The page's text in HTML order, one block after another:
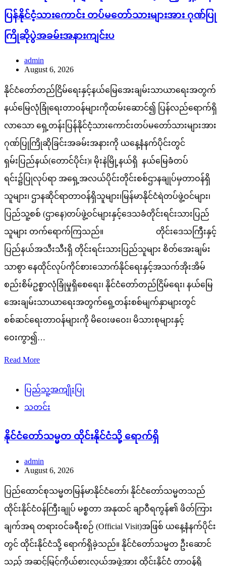
ပြန်နိုင်ငံ့သားကောင်း တပ်မတော်သားများအား ဂုဏ်ပြု
ကြိုဆိုပွဲအခမ်းအနားကျင်းပ
admin
August 6, 2026
နိုင်ငံတော်တည်ငြိမ်ရေးနှင့်နယ်မြေအေးချမ်းသာယာရေးအတွက်
နယ်မြေလုံခြုံရေးတာဝန်များကိုထမ်းဆောင်၍ ပြန်လည်ရောက်ရှိ
လာသော ရှေ့တန်းပြန်နိုင်ငံ့သားကောင်းတပ်မတော်သားများအား
ဂုဏ်ပြုကြိုဆိုခြင်းအခမ်းအနားကို ယနေ့နံနက်ပိုင်းတွင်
ရှမ်းပြည်နယ်(တောင်ပိုင်း)၊ မိုးနဲမြို့နယ်ရှိ နယ်မြေခံတပ်
ရင်း၌ပြုလုပ်ရာ အရှေ့အလယ်ပိုင်းတိုင်းစစ်ဌာနချုပ်မှတာဝန်ရှိ
သူများ၊ ဌာနဆိုင်ရာတာဝန်ရှိသူများ၊မြန်မာနိုင်ငံရဲတပ်ဖွဲ့ဝင်များ၊
ပြည်သူ့စစ် (ဌာနေ)တပ်ဖွဲ့ဝင်များနှင့်ဒေသခံတိုင်းရင်းသားပြည်
သူများ တက်ရောက်ကြသည်။ တိုင်းဒေသကြီးနှင့်
ပြည်နယ်အသီးသီးရှိ တိုင်းရင်းသားပြည်သူများ စိတ်အေးချမ်း
သာစွာ နေထိုင်လုပ်ကိုင်စားသောက်နိုင်ရေးနှင့်အသက်အိုးအိမ်
စည်းစိမ်ဥစ္စာလုံခြုံမှုရှိစေရေး၊ နိုင်ငံတော်တည်ငြိမ်ရေး၊ နယ်မြေ
အေးချမ်းသာယာရေးအတွက်ရှေ့တန်းစစ်မျက်နှာများတွင်
စစ်ဆင်ရေးတာဝန်များကို မိဝေးဖဝေး၊ မိသားစုများနှင့်
ဝေးကွာ၍…
Read More
ပြည်သူ့အကျိုးပြု
သတင်း
နိုင်ငံတော်သမ္မတ ထိုင်းနိုင်ငံသို့ ရောက်ရှိ
admin
August 6, 2026
ပြည်ထောင်စုသမ္မတမြန်မာနိုင်ငံတော်၊ နိုင်ငံတော်သမ္မတသည်
ထိုင်းနိုင်ငံဝန်ကြီးချုပ် မစ္စတာ အနုထင် ချာဝီရကွန်၏ ဖိတ်ကြား
ချက်အရ တရားဝင်ခရီးစဉ် (Official Visit)အဖြစ် ယနေ့နံနက်ပိုင်း
တွင် ထိုင်းနိုင်ငံသို့ ရောက်ရှိခဲ့သည်။ နိုင်ငံတော်သမ္မတ ဦးဆောင်
သည့် အဆင့်မြင့်ကိုယ်စားလှယ်အဖွဲ့အား ထိုင်းနိုင်ငံ တာဝန်ရှိ